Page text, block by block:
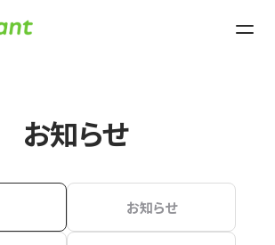
お知らせ
お知らせ